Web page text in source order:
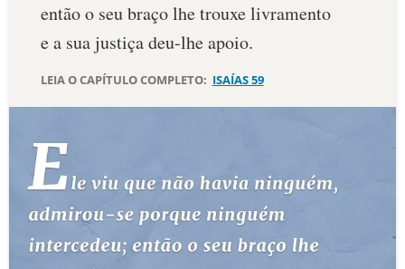
SALMO DO DIA
DEVOCIONAL DIÁRIO
ESTUDOS BÍBLICOS
ESBOÇOS DE PREGAÇÃO
então o seu braço lhe trouxe livramento
e a sua justiça deu-lhe apoio.
LEIA O CAPÍTULO COMPLETO: ISAÍAS 59